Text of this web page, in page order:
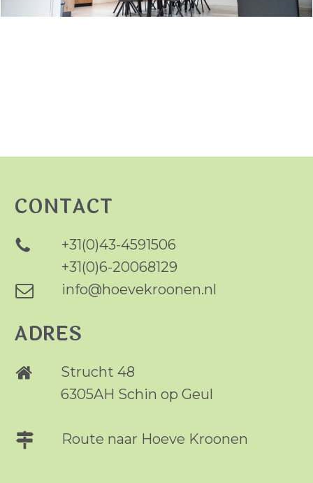
CONTACT
+31(0)43-4591506
+31(0)6-20068129
info@hoevekroonen.nl
ADRES
Strucht 48
6305AH Schin op Geul
Route naar Hoeve Kroonen